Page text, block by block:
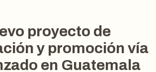
proyecto de
y promoción vía
en Guatemala